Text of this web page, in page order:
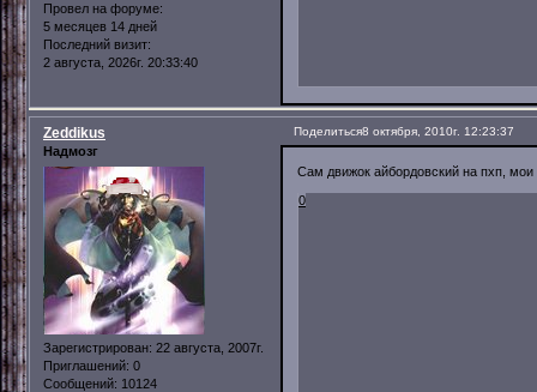
Провел на форуме:
5 месяцев 14 дней
Последний визит:
2 августа, 2026г. 20:33:40
Поделиться8 октября, 2010г. 12:23:37
Zeddikus
Надмозг
Зарегистрирован: 22 августа, 2007г.
Приглашений: 0
Сообщений: 10124
Сам движок айбордовский на пхп, мои
0